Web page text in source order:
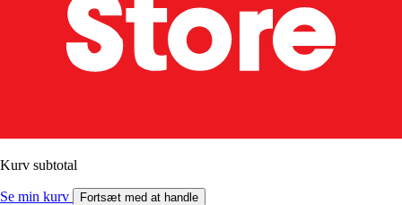
Kurv subtotal
Se min kurv Fortsæt med at handle